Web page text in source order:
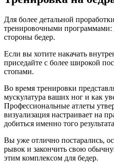
Для более детальной
тренировочными
стороны бедер.
Если вы хотите накачать
приседайте с более широкой
стопами.
Во время тренировки
мускулатура ваших ног и как
Профессиональные атлеты
визуализация настраивает на
добиться именно того
Вы уже отлично постарались,
рывок и закончить свою
этим комплексом для бедер.